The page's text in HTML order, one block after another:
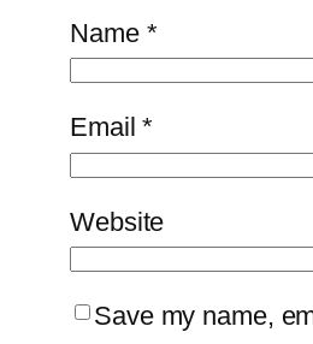
Name *
Email*
Website
Save my name,